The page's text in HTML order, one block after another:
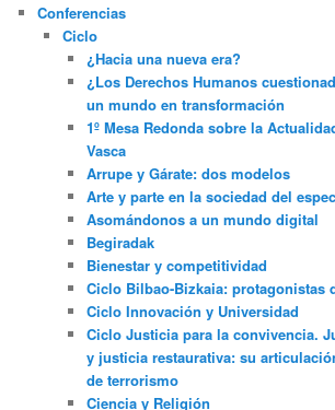
Conferencias
Ciclo
¿Hacia una nueva era?
¿Los Derechos Humanos
un mundo en transformación
1º Mesa Redonda sobre la
Vasca
Arrupe y Gárate: dos modelos
Arte y parte en la sociedad del
Asomándonos a un mundo digital
Begiradak
Bienestar y competitividad
Ciclo Bilbao-Bizkaia: protagonistas
Ciclo Innovación y Universidad
Ciclo Justicia para la convivencia.
y justicia restaurativa: su
de terrorismo
Ciencia y Religión